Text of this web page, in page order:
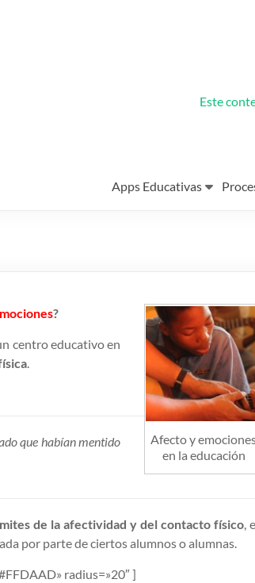
Este
Apps Educativas
Afecto y
en la educación
?
centro educativo en
.
que habían mentido
de la afectividad y del contacto físico,
por parte de ciertos alumnos o alumnas.
radius=»20″ ]